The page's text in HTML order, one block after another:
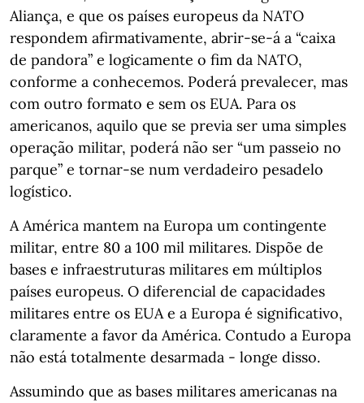
Aliança, e que os países europeus da NATO
respondem afirmativamente, abrir-se-á a “caixa
de pandora” e logicamente o fim da NATO,
conforme a conhecemos. Poderá prevalecer, mas
com outro formato e sem os EUA. Para os
americanos, aquilo que se previa ser uma simples
operação militar, poderá não ser “um passeio no
parque” e tornar-se num verdadeiro pesadelo
logístico.
A América mantem na Europa um contingente
militar, entre 80 a 100 mil militares. Dispõe de
bases e infraestruturas militares em múltiplos
países europeus. O diferencial de capacidades
militares entre os EUA e a Europa é significativo,
claramente a favor da América. Contudo a Europa
não está totalmente desarmada - longe disso.
Assumindo que as bases militares americanas na